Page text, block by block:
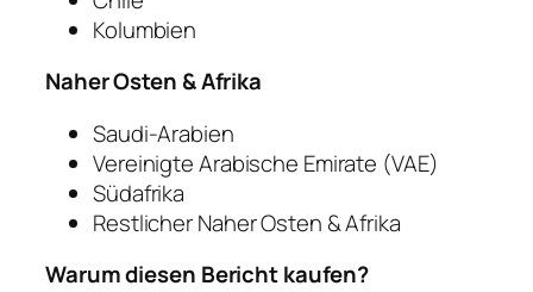
Kolumbien
Naher Osten & Afrika
Saudi-Arabien
Vereinigte Arabische Emirate (VAE)
Südafrika
Restlicher Naher Osten & Afrika
Warum diesen Bericht kaufen?